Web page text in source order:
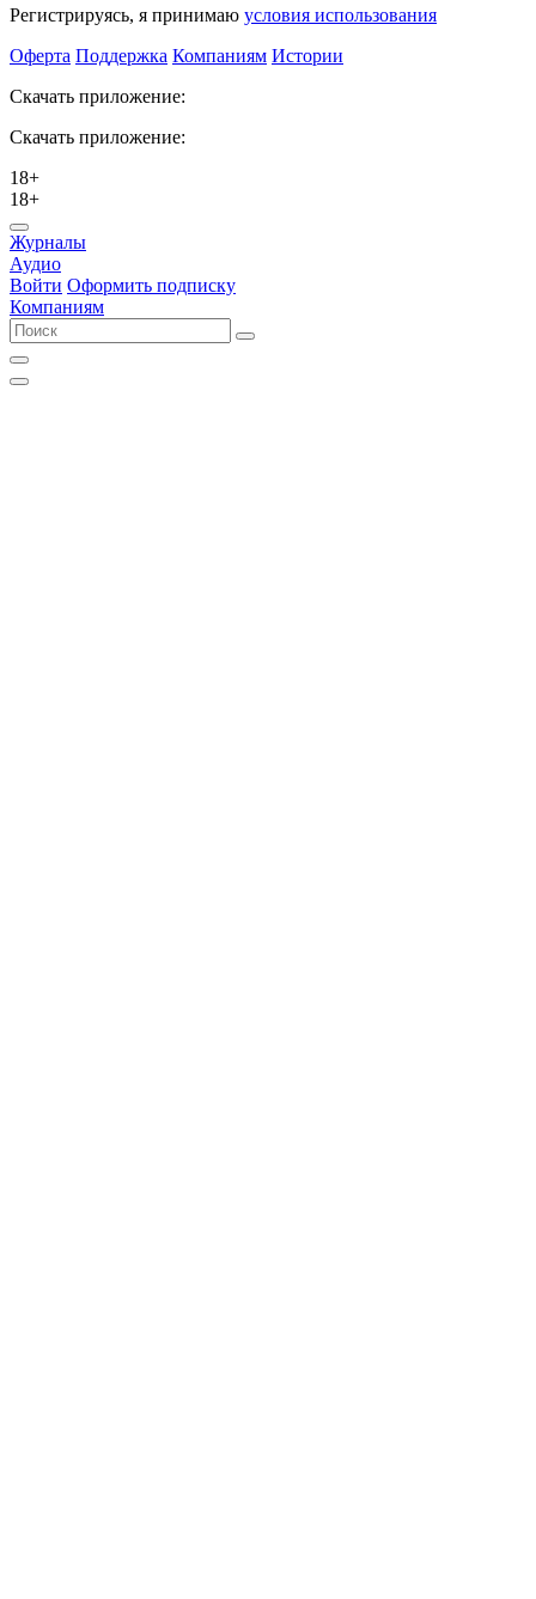
Регистрируясь, я принимаю условия использования
Оферта Поддержка Компаниям Истории
Скачать приложение:
Скачать приложение:
18+
18+
Журналы
Аудио
Войти Оформить подписку
Компаниям